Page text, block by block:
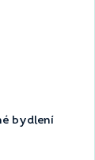
bydlení